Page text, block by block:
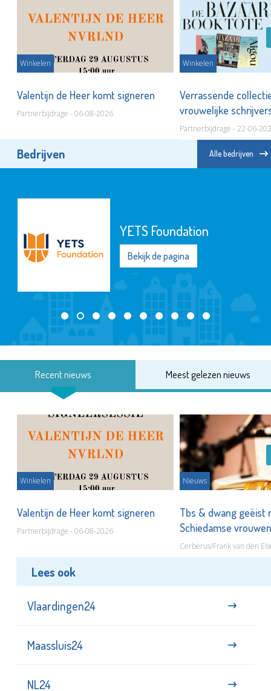
Winkelen
Valentijn de Heer komt signeren
Partnerbijdrage - 06-08-2026
Winkelen
Verrassende
vrouwelijke
Partnerbijdrage - 22-06-
Bedrijven Alle bedrijven
YETS Foundation
Bekijk de pagina
Recent nieuws Meest gelezen nieuws
Winkelen
Valentijn de Heer komt signeren
Partnerbijdrage - 06-08-2026
Nieuws
Tbs & dwang geëist
Schiedamse
Cerberus/Frank van den
Lees ook
Vlaardingen24
Maassluis24
NL24